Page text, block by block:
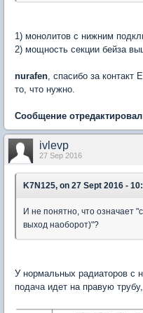
1) монолитов с нижним
2) мощность секции бейза
nurafen, спасибо за контакт
то, что нужно.
Сообщение
ivlevp
27 Sep 2016
K7N125, on 27 Sept 2016 -
И не понятно, что означает
выход наоборот)"?
У нормальных радиаторов с
подача идет на правую